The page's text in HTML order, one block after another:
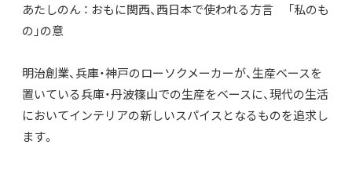
あたしのん ： おもに関西、西日本で使われる方言 「私のも
の」の意
明治創業、兵庫・神戸のローソクメーカーが、生産ベースを
置いている兵庫・丹波篠山での生産をベースに、現代の生活
においてインテリアの新しいスパイスとなるものを追求し
ます。